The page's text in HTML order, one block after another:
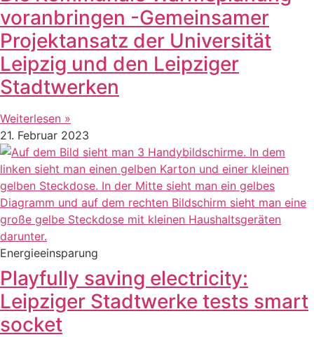
voranbringen -Gemeinsamer
Projektansatz der Universität
Leipzig und den Leipziger
Stadtwerken
Weiterlesen »
21. Februar 2023
Energieeinsparung
Playfully saving electricity:
Leipziger Stadtwerke tests smart
socket